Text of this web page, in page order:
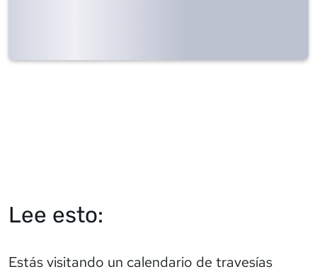
Lee esto:
Estás visitando un calendario de travesías